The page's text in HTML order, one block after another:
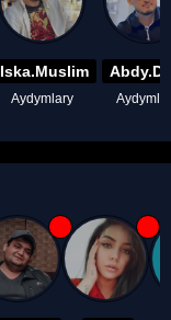
Iska.Muslim
Aydymlary